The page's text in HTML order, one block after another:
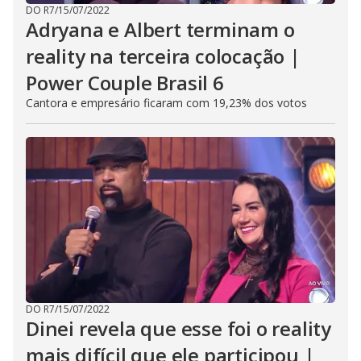
DO R7/15/07/2022
Adryana e Albert terminam o
reality na terceira colocação |
Power Couple Brasil 6
Cantora e empresário ficaram com 19,23% dos votos
DO R7/15/07/2022
Dinei revela que esse foi o reality
mais difícil que ele participou |